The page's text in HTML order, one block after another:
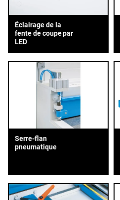
Éclairage de la
fente de coupe par
LED
Serre-flan
pneumatique